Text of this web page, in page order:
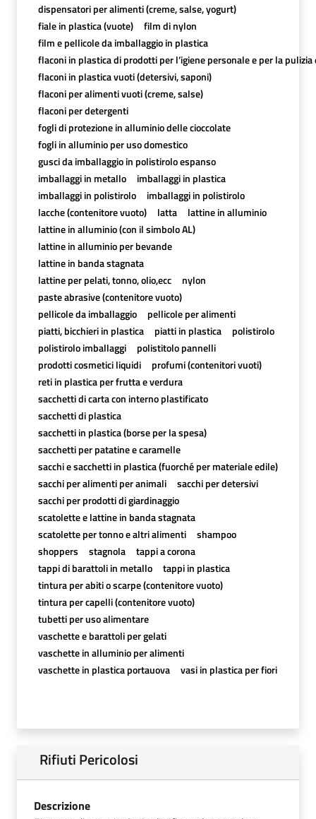
dispensatori per alimenti (creme, salse, yogurt)
fiale in plastica (vuote)
film di nylon
film e pellicole da imballaggio in plastica
flaconi in plastica di prodotti per l’igiene personale e per la pulizia
flaconi in plastica vuoti (detersivi, saponi)
flaconi per alimenti vuoti (creme, salse)
flaconi per detergenti
fogli di protezione in alluminio delle cioccolate
fogli in alluminio per uso domestico
gusci da imballaggio in polistirolo espanso
imballaggi in metallo
imballaggi in plastica
imballaggi in polistirolo
imballaggi in polistirolo
lacche (contenitore vuoto)
latta
lattine in alluminio
lattine in alluminio (con il simbolo AL)
lattine in alluminio per bevande
lattine in banda stagnata
lattine per pelati, tonno, olio,ecc
nylon
paste abrasive (contenitore vuoto)
pellicole da imballaggio
pellicole per alimenti
piatti, bicchieri in plastica
piatti in plastica
polistirolo
polistirolo imballaggi
polistitolo pannelli
prodotti cosmetici liquidi
profumi (contenitori vuoti)
reti in plastica per frutta e verdura
sacchetti di carta con interno plastificato
sacchetti di plastica
sacchetti in plastica (borse per la spesa)
sacchetti per patatine e caramelle
sacchi e sacchetti in plastica (fuorché per materiale edile)
sacchi per alimenti per animali
sacchi per detersivi
sacchi per prodotti di giardinaggio
scatolette e lattine in banda stagnata
scatolette per tonno e altri alimenti
shampoo
shoppers
stagnola
tappi a corona
tappi di barattoli in metallo
tappi in plastica
tintura per abiti o scarpe (contenitore vuoto)
tintura per capelli (contenitore vuoto)
tubetti per uso alimentare
vaschette e barattoli per gelati
vaschette in alluminio per alimenti
vaschette in plastica portauova
vasi in plastica per fiori
Rifiuti Pericolosi
Descrizione